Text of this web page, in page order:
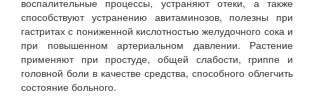
воспалительные процессы, устраняют отеки, а также
способствуют устранению авитаминозов, полезны при
гастритах с пониженной кислотностью желудочного сока и
при повышенном артериальном давлении. Растение
применяют при простуде, общей слабости, гриппе и
головной боли в качестве средства, способного облегчить
состояние больного.